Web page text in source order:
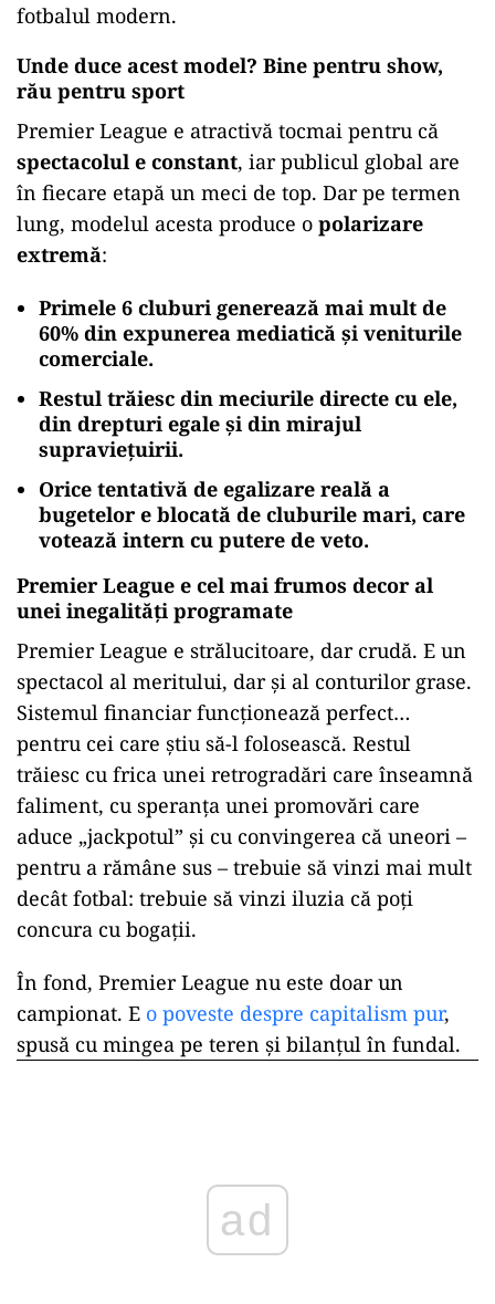
fotbalul modern.
Unde duce acest model? Bine pentru show,
rău pentru sport
Premier League e atractivă tocmai pentru că
spectacolul e constant, iar publicul global are
în fiecare etapă un meci de top. Dar pe termen
lung, modelul acesta produce o polarizare
extremă:
Primele 6 cluburi generează mai mult de
60% din expunerea mediatică și veniturile
comerciale.
Restul trăiesc din meciurile directe cu ele,
din drepturi egale și din mirajul
supraviețuirii.
Orice tentativă de egalizare reală a
bugetelor e blocată de cluburile mari, care
votează intern cu putere de veto.
Premier League e cel mai frumos decor al
unei inegalități programate
Premier League e strălucitoare, dar crudă. E un
spectacol al meritului, dar și al conturilor grase.
Sistemul financiar funcționează perfect…
pentru cei care știu să-l folosească. Restul
trăiesc cu frica unei retrogradări care înseamnă
faliment, cu speranța unei promovări care
aduce „jackpotul” și cu convingerea că uneori –
pentru a rămâne sus – trebuie să vinzi mai mult
decât fotbal: trebuie să vinzi iluzia că poți
concura cu bogații.
În fond, Premier League nu este doar un
campionat. E o poveste despre capitalism pur,
spusă cu mingea pe teren și bilanțul în fundal.
ad